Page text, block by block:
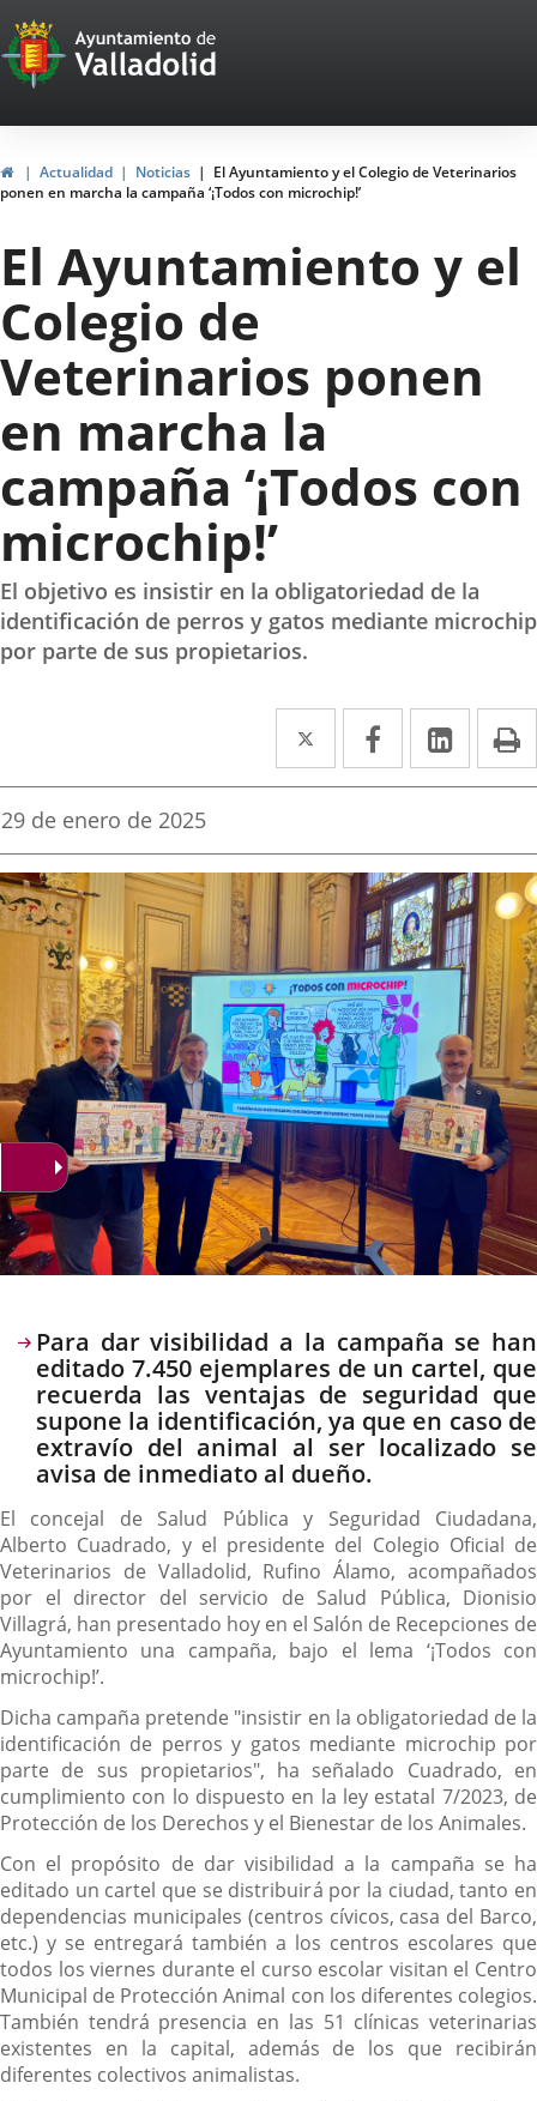
Portal
Web
del
Ayuntamiento
de
Valladolid
InicioActualidad Noticias
El Ayuntamiento y el Colegio de Veterinarios
ponen en marcha la campaña ‘¡Todos con microchip!’
El Ayuntamiento y el
Colegio de
Veterinarios ponen
en marcha la
campaña ‘¡Todos con
microchip!’
El objetivo es insistir en la obligatoriedad de la
identificación de perros y gatos mediante microchip
por parte de sus propietarios.
Twitter
Enlace
a
aplicación
externa.
Facebook
Enlace
a
aplicación
externa.
Enlace
a
Fecha
la
noticia
29 de enero de 2025
Descripción
Para dar visibilidad a la campaña se han
editado 7.450 ejemplares de un cartel, que
recuerda las ventajas de seguridad que
supone la identificación, ya que en caso de
extravío del animal al ser localizado se
avisa de inmediato al dueño.
El concejal de Salud Pública y Seguridad Ciudadana,
Alberto Cuadrado, y el presidente del Colegio Oficial de
Veterinarios de Valladolid, Rufino Álamo, acompañados
por el director del servicio de Salud Pública, Dionisio
Villagrá, han presentado hoy en el Salón de Recepciones de
Ayuntamiento una campaña, bajo el lema ‘¡Todos con
microchip!’.
Dicha campaña pretende "insistir en la obligatoriedad de la
identificación de perros y gatos mediante microchip por
parte de sus propietarios", ha señalado Cuadrado, en
cumplimiento con lo dispuesto en la ley estatal 7/2023, de
Protección de los Derechos y el Bienestar de los Animales.
Con el propósito de dar visibilidad a la campaña se ha
editado un cartel que se distribuirá por la ciudad, tanto en
dependencias municipales (centros cívicos, casa del Barco,
etc.) y se entregará también a los centros escolares que
todos los viernes durante el curso escolar visitan el Centro
Municipal de Protección Animal con los diferentes colegios.
También tendrá presencia en las 51 clínicas veterinarias
existentes en la capital, además de los que recibirán
diferentes colectivos animalistas.